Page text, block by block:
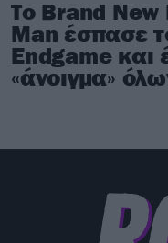
Το Brand New
Man έσπασε
Endgame και
«άνοιγμα»